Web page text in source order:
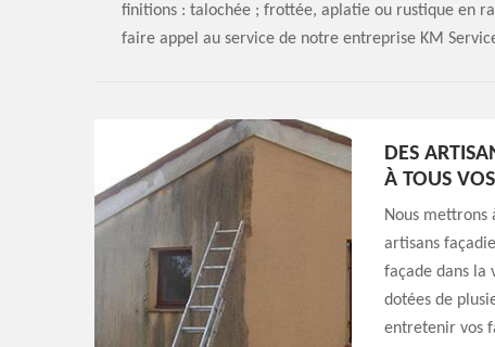
finitions : talochée ; frottée, aplatie ou rustique en
faire appel au service de notre entreprise KM
DES
À TOUS
Nous mettrons
artisans
façade dans la
dotées de
entretenir vos